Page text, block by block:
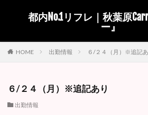
都内No.1リフレ｜秋葉原
ー』
HOME 出勤情報 ６/２４（月）※追記
６/２４（月）※追記あり
出勤情報